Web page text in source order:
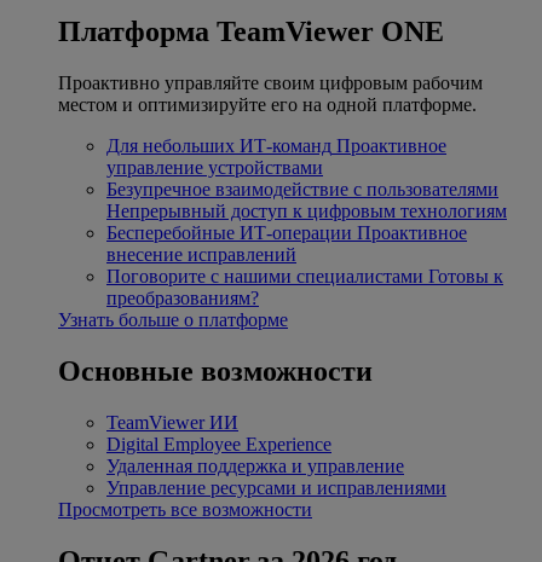
Платформа TeamViewer ONE
Проактивно управляйте своим цифровым рабочим
местом и оптимизируйте его на одной платформе.
Для небольших ИТ-команд Проактивное
управление устройствами
Безупречное взаимодействие с пользователями
Непрерывный доступ к цифровым технологиям
Бесперебойные ИТ-операции Проактивное
внесение исправлений
Поговорите с нашими специалистами Готовы к
преобразованиям?
Узнать больше о платформе
Основные возможности
TeamViewer ИИ
Digital Employee Experience
Удаленная поддержка и управление
Управление ресурсами и исправлениями
Просмотреть все возможности